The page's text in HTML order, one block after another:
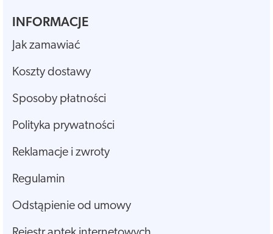
INFORMACJE
Jak zamawiać
Koszty dostawy
Sposoby płatności
Polityka prywatności
Reklamacje i zwroty
Regulamin
Odstąpienie od umowy